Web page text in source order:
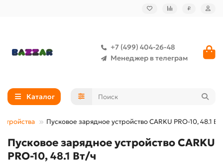
₽
+7 (499) 404-26-48
Менеджер в телеграм
Каталог
Пусковое зарядное устройство CARKU PRO-10, 48.1
Пусковое зарядное устройство CARKU
PRO-10, 48.1 Вт/ч